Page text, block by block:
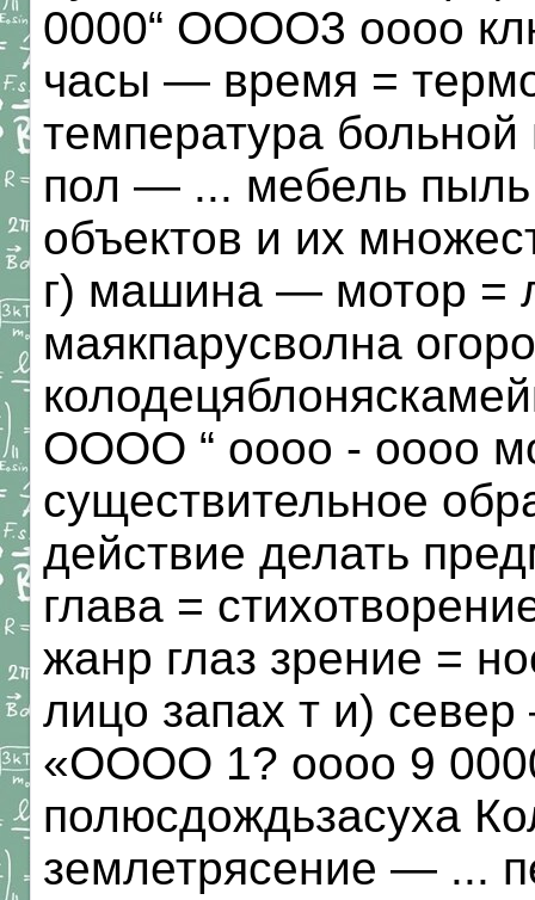
0000“ ОООО3 оооо
часы — время =
температура
пол — ... мебель пыль
объектов и их
г) машина — мотор =
маякпарусволна
ОООО “ оооо - оооо
существительное
действие делать
глава =
жанр глаз зрение =
лицо запах т и)
«ОООО 1? оооо 9
полюсдождьзасуха
землетрясение — ...